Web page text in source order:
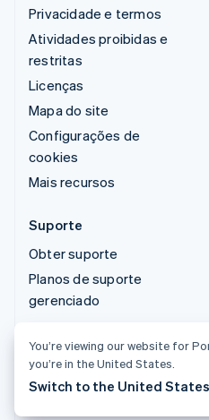
Privacidade e termos
Atividades proibidas e
restritas
Licenças
Mapa do site
Configurações de
cookies
Mais recursos
Suporte
Obter suporte
Planos de suporte
gerenciado
© 2026 Stripe, LLC
You’re viewing our website for
you’re in the United States.
Switch to the United